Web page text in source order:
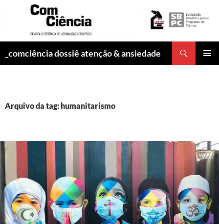
_comciência dossiê atenção & ansiedade
Arquivo da tag: humanitarismo